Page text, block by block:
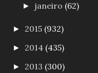
► janeiro (62)
► 2015 (932)
► 2014 (435)
► 2013 (300)